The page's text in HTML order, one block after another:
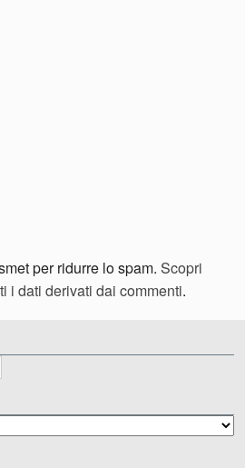
per ridurre lo spam. Scopri
i dati derivati dai commenti.